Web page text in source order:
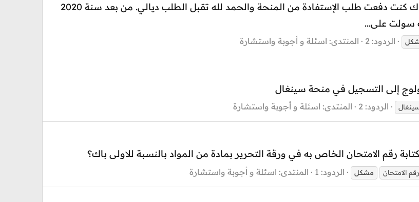
لمدة عامين لظروف خاصة ، حين حصات على الباك كنت دفعت طلب الإستفادة من المنحة والحمد لله تقبل الطلب ديالي. من بعد سنة 2020
على...
الردود: 2 المنتدى: اسئلة و أجوبة واستشارة
إلى التسجيل في منحة سينغال
الردود: 2 المنتدى: اسئلة و أجوبة واستشارة
رقم الامتحان الخاص به في ورقة التحرير بمادة من المواد بالنسبة للاولى باك؟
الامتحان مشكل الردود: 1 المنتدى: اسئلة و أجوبة واستشارة